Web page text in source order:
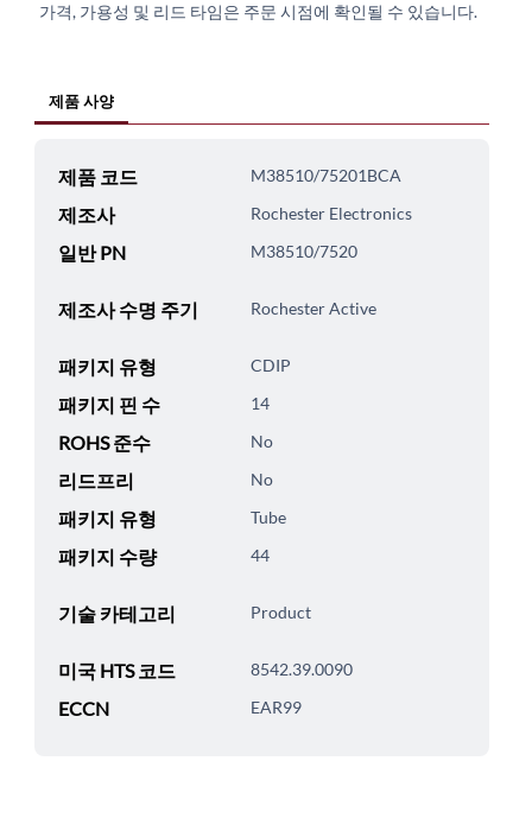
가격, 가용성 및 리드 타임은 주문 시점에 확인될 수 있습니다.
제품 사양
제품 코드 M38510/75201BCA
제조사 Rochester Electronics
일반 PN M38510/7520
제조사 수명 주기 Rochester Active
패키지 유형 CDIP
패키지 핀 수 14
ROHS 준수 No
리드프리 No
패키지 유형 Tube
패키지 수량 44
기술 카테고리 Product
미국 HTS 코드 8542.39.0090
ECCN EAR99